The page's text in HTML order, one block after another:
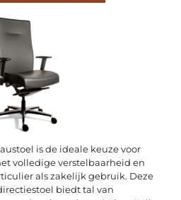
is de ideale keuze voor
volledige verstelbaarheid en
als zakelijk gebruik. Deze
biedt tal van